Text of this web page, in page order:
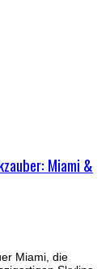
Miami &
Miami, die